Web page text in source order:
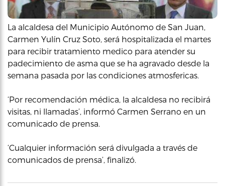
La alcaldesa del Municipio Autónomo de San Juan,
Carmen Yulín Cruz Soto, será hospitalizada el martes
para recibir tratamiento medico para atender su
padecimiento de asma que se ha agravado desde la
semana pasada por las condiciones atmosfericas.
‘Por recomendación médica, la alcaldesa no recibirá
visitas, ni llamadas’, informó Carmen Serrano en un
comunicado de prensa.
‘Cualquier información será divulgada a través de
comunicados de prensa’, finalizó.